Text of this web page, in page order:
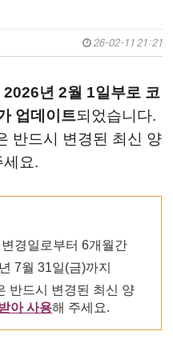
26-02-11 21:21
2026년 2월 1일부로 코
업데이트되었습니다.
반드시 변경된 최신 양
요.
경일로부터 6개월간
7월 31일(금)까지
반드시 변경된 최신 양
아 사용해 주세요.